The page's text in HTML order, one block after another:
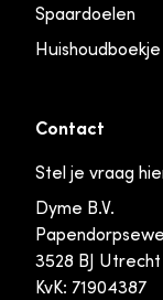
Spaardoelen
Huishoudboekje
Contact
Stel je vraag
Dyme B.V.
3528 BJ Utrecht
KvK: 71904387